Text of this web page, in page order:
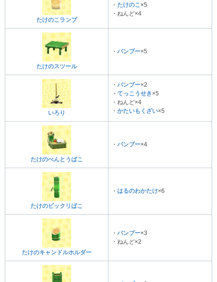
たけのこランプ
・ たけのこ ×5
・ねんど×4
たけのスツール
・ バンブー×5
いろり
・ バンブー×2
・ てっこうせき ×5
・ねんど×4
・ かたいもくざい×5
たけのべんとうばこ
・ バンブー×4
たけのビックリばこ
・ はるのわかたけ×6
たけのキャンドルホルダー
・ バンブー×3
・ねんど×2